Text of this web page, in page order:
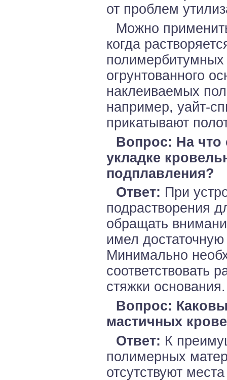
от проблем
Можно
когда
полимербитумных
огрунтованного
наклеиваемых
например, уайт-
прикатывают
Вопрос: На что
укладке
подплавления?
Ответ: При
подрастворения
обращать
имел
Минимально
соответствовать
стяжки основания.
Вопрос:
мастичных
Ответ: К
полимерных
отсутствуют